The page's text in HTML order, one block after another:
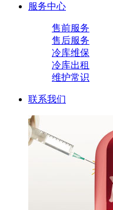
服务中心
售前服务
售后服务
冷库维保
冷库出租
维护常识
联系我们